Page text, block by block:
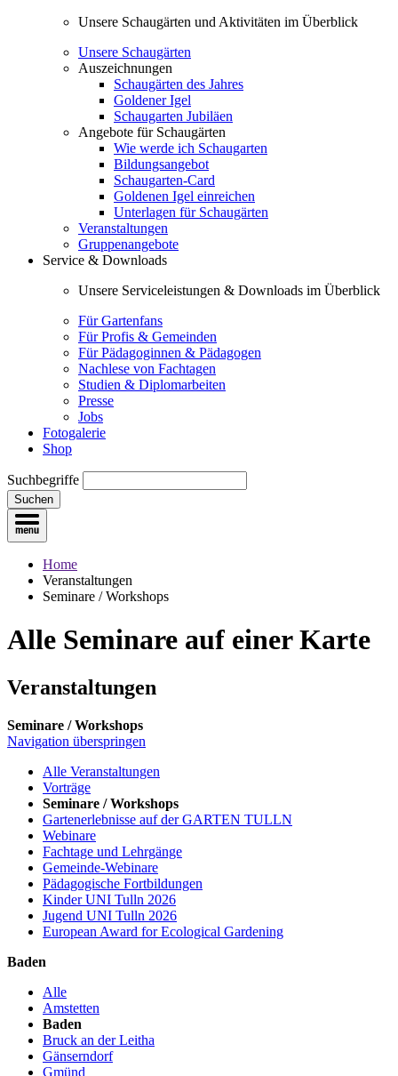
Unsere Schaugärten und Aktivitäten im Überblick
Unsere Schaugärten
Auszeichnungen
Schaugärten des Jahres
Goldener Igel
Schaugarten Jubiläen
Angebote für Schaugärten
Wie werde ich Schaugarten
Bildungsangebot
Schaugarten-Card
Goldenen Igel einreichen
Unterlagen für Schaugärten
Veranstaltungen
Gruppenangebote
Service & Downloads
Unsere Serviceleistungen & Downloads im Überblick
Für Gartenfans
Für Profis & Gemeinden
Für Pädagoginnen & Pädagogen
Nachlese von Fachtagen
Studien & Diplomarbeiten
Presse
Jobs
Fotogalerie
Shop
Suchbegriffe
Suchen
Home
Veranstaltungen
Seminare / Workshops
Alle Seminare auf einer Karte
Veranstaltungen
Seminare / Workshops
Navigation überspringen
Alle Veranstaltungen
Vorträge
Seminare / Workshops
Gartenerlebnisse auf der GARTEN TULLN
Webinare
Fachtage und Lehrgänge
Gemeinde-Webinare
Pädagogische Fortbildungen
Kinder UNI Tulln 2026
Jugend UNI Tulln 2026
European Award for Ecological Gardening
Baden
Alle
Amstetten
Baden
Bruck an der Leitha
Gänserndorf
Gmünd